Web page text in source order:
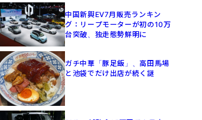
中国新興EV7月販売ランキン
グ：リープモーターが初の10万
台突破、独走態勢鮮明に
ガチ中華「豚足飯」、高田馬場
と池袋でだけ出店が続く謎